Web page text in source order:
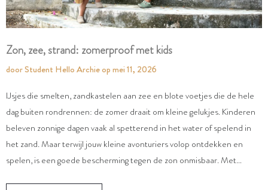
Zon, zee, strand: zomerproof met kids
door Student Hello Archieopmei 11, 2026
IJsjes die smelten, zandkastelen aan zee en blote voetjes die de hele
dag buiten rondrennen: de zomer draait om kleine gelukjes. Kinderen
beleven zonnige dagen vaak al spetterend in het water of spelend in
het zand. Maar terwijl jouw kleine avonturiers volop ontdekken en
spelen, is een goede bescherming tegen de zon onmisbaar. Met